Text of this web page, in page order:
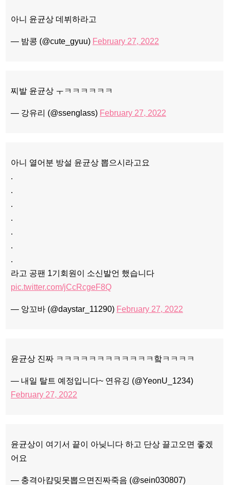
아니 윤균상 데뷔하라고
— 밤콩 (@cute_gyuu) February 27, 2022
찌발 윤균상 ㅜㅋㅋㅋㅋㅋㅋ
— 강유리 (@ssenglass) February 27, 2022
아니 열어분 방설 윤균상 뽑으시라고요
.
.
.
.
.
.
.
라고 공팬 1기회원이 소신발언 했습니다
pic.twitter.com/jCcRcgeF8Q
— 앙꼬바 (@daystar_11290) February 27, 2022
윤균상 진짜 ㅋㅋㅋㅋㅋㅋㅋㅋㅋㅋㅋㅋ핰ㅋㅋㅋㅋ
— 내일 탈트 예정입니다~ 연유깅 (@YeonU_1234)
February 27, 2022
윤균상이 여기서 끝이 아닞니다 하고 단상 끌고오면 좋겠
어요
— 충격아캼밎못뽑으면진짜죽음 (@sein030807)